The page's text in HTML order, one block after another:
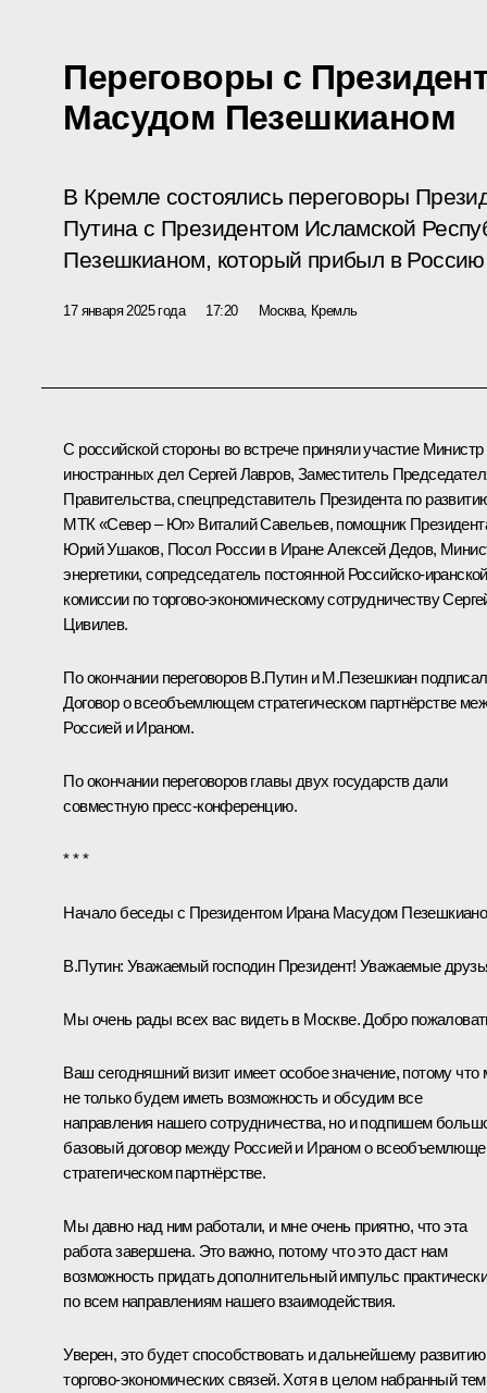
Переговоры с
Масудом Пезешкианом
В Кремле состоялись переговоры
Путина с Президентом Исламской
Пезешкианом, который прибыл в
17 января 2025 года 17:20 Москва, Кремль
С российской стороны во встрече приняли участие Министр
иностранных дел Сергей Лавров, Заместитель
Правительства, спецпредставитель Президента по
МТК «Север – Юг» Виталий Савельев, помощник
Юрий Ушаков, Посол России в Иране Алексей Дедов,
энергетики, сопредседатель постоянной Российско-иранской
комиссии по торгово-экономическому сотрудничеству
Цивилев.
По окончании переговоров В.Путин и М.Пезешкиан
Договоро всеобъемлющем стратегическом партнёрстве
Россией и Ираном.
По окончании переговоров главы двух государств дали
совместную пресс-конференцию.
* * *
Начало беседы с Президентом Ирана Масудом
В.Путин: Уважаемый господин Президент! Уважаемые
Мы очень рады всех вас видеть в Москве. Добро
Ваш сегодняшний визит имеет особое значение, потому что
не только будем иметь возможность и обсудим все
направления нашего сотрудничества, но и подпишем
базовый договор между Россией и Ираном о
стратегическом партнёрстве.
Мы давно над ним работали, и мне очень приятно, что эта
работа завершена. Это важно, потому что это даст нам
возможность придать дополнительный импульс практически
по всем направлениям нашего взаимодействия.
Уверен, это будет способствовать и дальнейшему развитию
торгово-экономических связей. Хотя в целом набранный